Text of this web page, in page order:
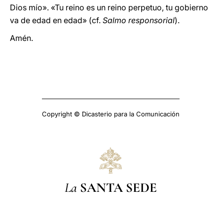
Dios mío». «Tu reino es un reino perpetuo, tu gobierno
va de edad en edad» (cf. Salmo responsorial).
Amén.
Copyright © Dicasterio para la Comunicación
La SANTA SEDE